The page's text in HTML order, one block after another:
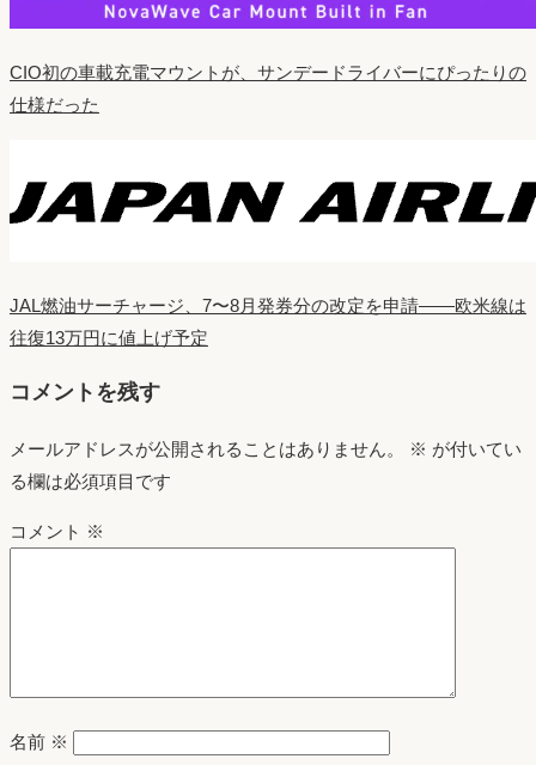
CIO初の車載充電マウントが、サンデードライバーにぴったりの
仕様だった
JAL燃油サーチャージ、7〜8月発券分の改定を申請——欧米線は
往復13万円に値上げ予定
コメントを残す
メールアドレスが公開されることはありません。 ※ が付いてい
る欄は必須項目です
コメント ※
名前 ※